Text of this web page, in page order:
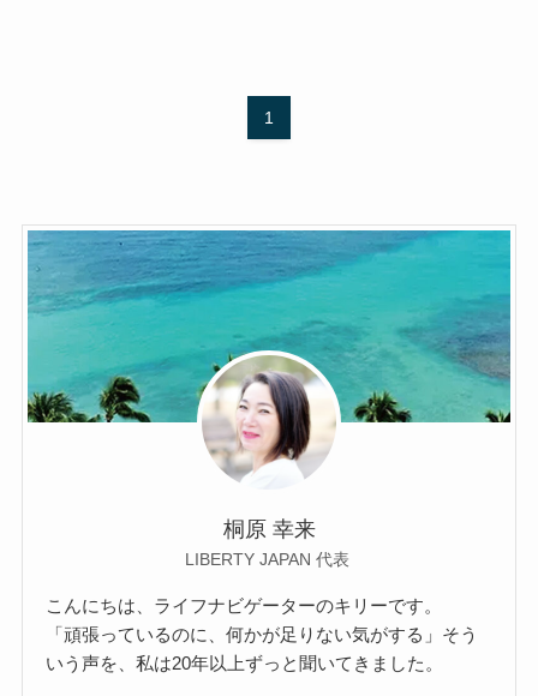
1
桐原 幸来
LIBERTY JAPAN 代表
こんにちは、ライフナビゲーターのキリーです。
「頑張っているのに、何かが足りない気がする」そう
いう声を、私は20年以上ずっと聞いてきました。